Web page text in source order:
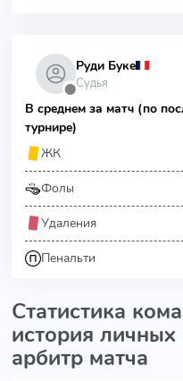
⬤
Руди Буке
Судья
В среднем за матч (по
турнире)
ЖК
Фолы
Удаления
Пенальти
Статистика
история личных
арбитр матча